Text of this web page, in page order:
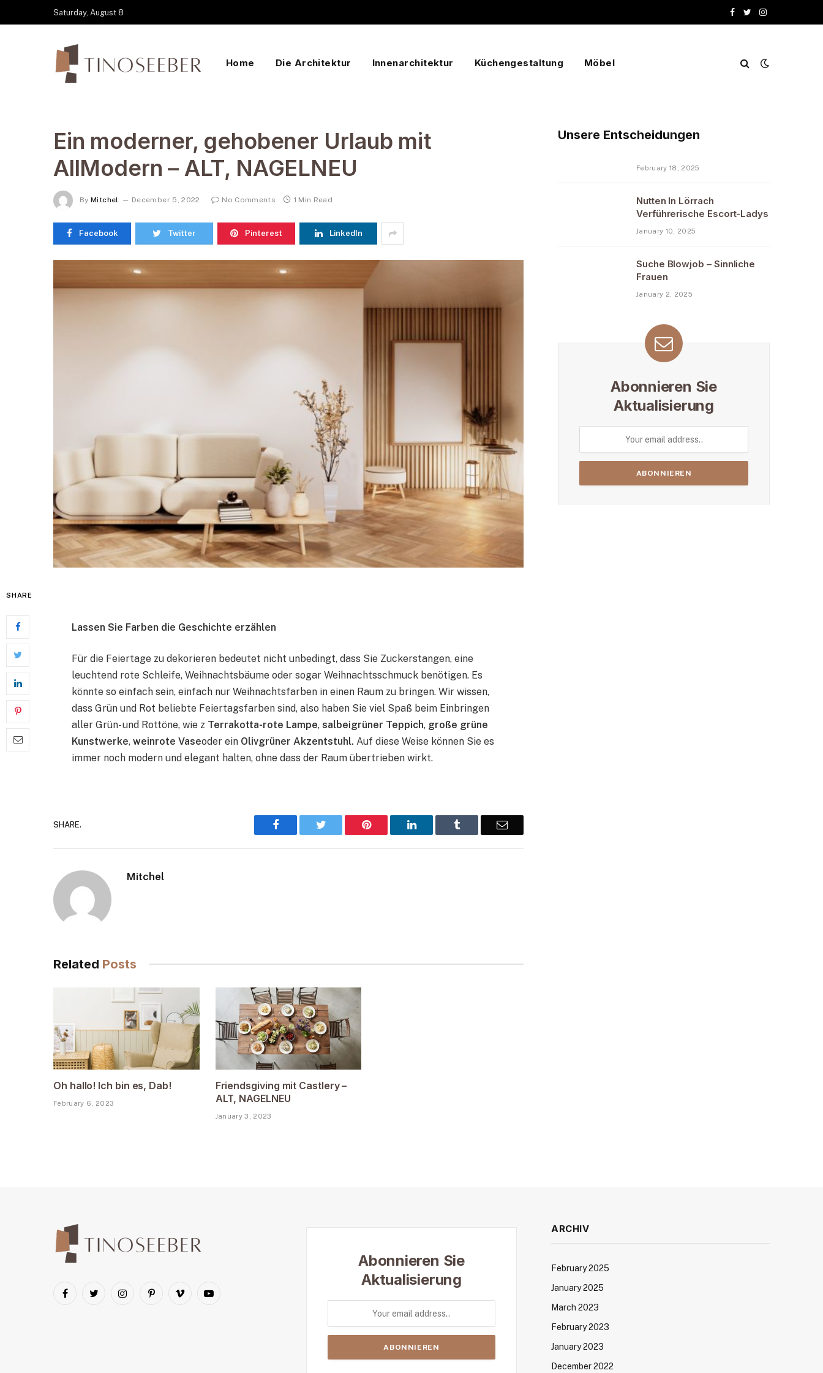
Saturday, August 8
Facebook
TwitterInstagram
Home Die Architektur Innenarchitektur Küchengestaltung Möbel
Ein moderner, gehobener Urlaub mit
AllModern – ALT, NAGELNEU
By Mitchel December 5, 2022 No Comments 1 Min Read
Facebook Twitter Pinterest LinkedIn
SHARE
Lassen Sie Farben die Geschichte erzählen
Für die Feiertage zu dekorieren bedeutet nicht unbedingt, dass Sie Zuckerstangen, eine
leuchtend rote Schleife, Weihnachtsbäume oder sogar Weihnachtsschmuck benötigen. Es
könnte so einfach sein, einfach nur Weihnachtsfarben in einen Raum zu bringen. Wir wissen,
dass Grün und Rot beliebte Feiertagsfarben sind, also haben Sie viel Spaß beim Einbringen
aller Grün- und Rottöne, wie z Terrakotta-rote Lampe, salbeigrüner Teppich, große grüne
Kunstwerke, weinrote Vaseoder ein Olivgrüner Akzentstuhl. Auf diese Weise können Sie es
immer noch modern und elegant halten, ohne dass der Raum übertrieben wirkt.
SHARE. Facebook Twitter Pinterest LinkedIn Tumblr Email
Mitchel
Related Posts
Oh hallo! Ich bin es, Dab!
February 6, 2023
Friendsgiving mit Castlery –
ALT, NAGELNEU
January 3, 2023
Unsere Entscheidungen
February 18, 2025
Nutten In Lörrach
Verführerische Escort-Ladys
January 10, 2025
Suche Blowjob – Sinnliche
Frauen
January 2, 2025
Abonnieren Sie
Aktualisierung
FacebookTwitterInstagramPinterestVimeo YouTube
Abonnieren Sie
Aktualisierung
ARCHIV
February 2025
January 2025
March 2023
February 2023
January 2023
December 2022